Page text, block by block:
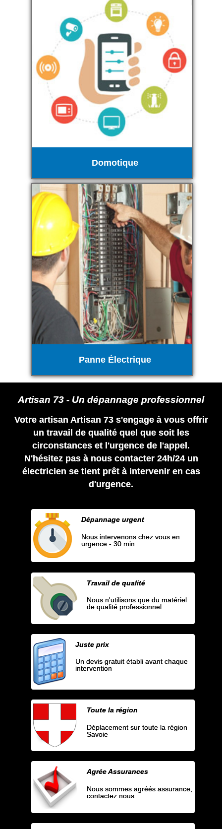
Domotique
Panne Électrique
Artisan 73 - Un dépannage professionnel
Votre artisan Artisan 73 s'engage à vous offrir
un travail de qualité quel que soit les
circonstances et l'urgence de l'appel.
N'hésitez pas à nous contacter 24h/24 un
électricien se tient prêt à intervenir en cas
d'urgence.
Dépannage urgent
Nous intervenons chez vous en
urgence - 30 min
Travail de qualité
Nous n'utilisons que du matériel
de qualité professionnel
Juste prix
Un devis gratuit établi avant chaque
intervention
Toute la région
Déplacement sur toute la région
Savoie
Agrée Assurances
Nous sommes agréés assurance,
contactez nous